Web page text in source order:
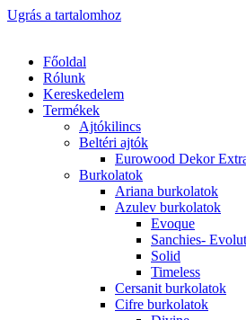
Ugrás a tartalomhoz
Főoldal
Rólunk
Kereskedelem
Termékek
Ajtókilincs
Beltéri ajtók
Eurowood Dekor
Burkolatok
Ariana burkolatok
Azulev burkolatok
Evoque
Sanchies-
Solid
Timeless
Cersanit burkolatok
Cifre burkolatok